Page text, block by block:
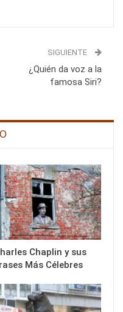
SIGUIENTE
¿Quién da voz a la
famosa Siri?
Chaplin y sus
Más Célebres